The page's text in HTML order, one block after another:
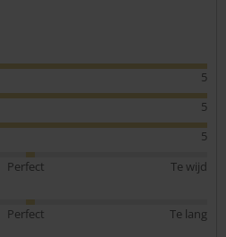
5
5
5
Perfect
Te wijd
Perfect Te lang